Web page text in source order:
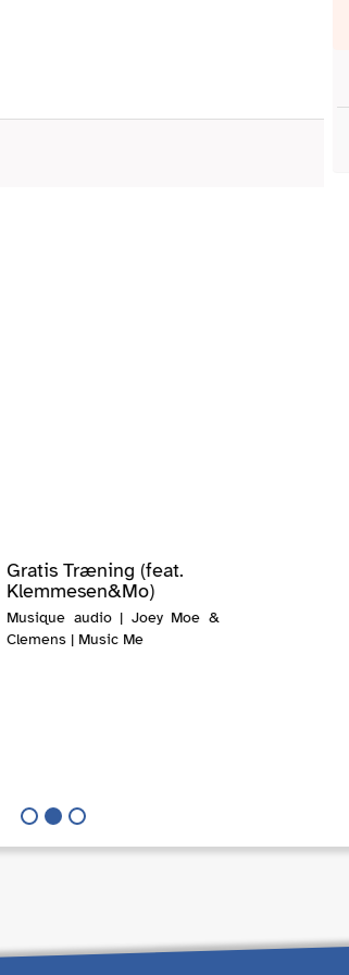
Gratis Træning (feat.
Klemmesen&Mo)
Musique audio | Joey Moe &
Clemens | Music Me